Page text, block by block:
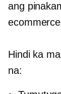
ang
Hindi ka
na: